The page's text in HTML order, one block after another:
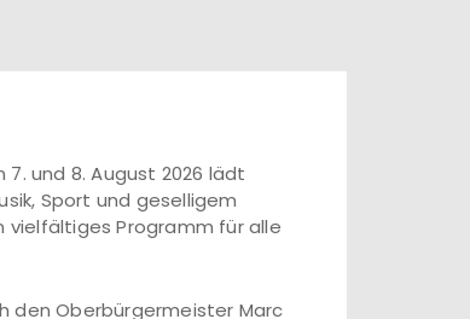
und 8. August 2026 lädt
Sport und geselligem
vielfältiges Programm für alle
den Oberbürgermeister Marc